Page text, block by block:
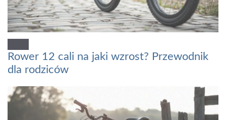
Rower 12 cali na jaki wzrost? Przewodnik
dla rodziców